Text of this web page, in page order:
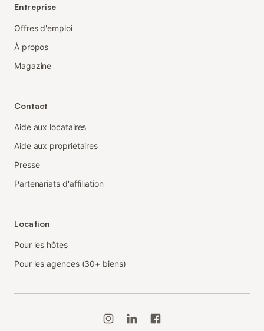
Entreprise
Offres d'emploi
À propos
Magazine
Contact
Aide aux locataires
Aide aux propriétaires
Presse
Partenariats d'affiliation
Location
Pour les hôtes
Pour les agences (30+ biens)